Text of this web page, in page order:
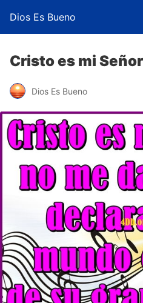
Dios Es Bueno
Cristo es mi
Dios Es Bueno